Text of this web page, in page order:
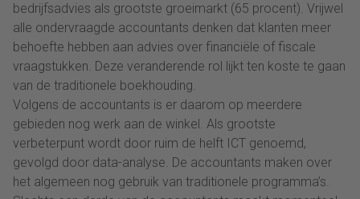
bedrijfsadvies als grootste groeimarkt (65 procent). Vrijwel
alle ondervraagde accountants denken dat klanten meer
behoefte hebben aan advies over financiële of fiscale
vraagstukken. Deze veranderende rol lijkt ten koste te gaan
van de traditionele boekhouding.
Volgens de accountants is er daarom op meerdere
gebieden nog werk aan de winkel. Als grootste
verbeterpunt wordt door ruim de helft ICT genoemd,
gevolgd door data-analyse. De accountants maken over
het algemeen nog gebruik van traditionele programma’s.